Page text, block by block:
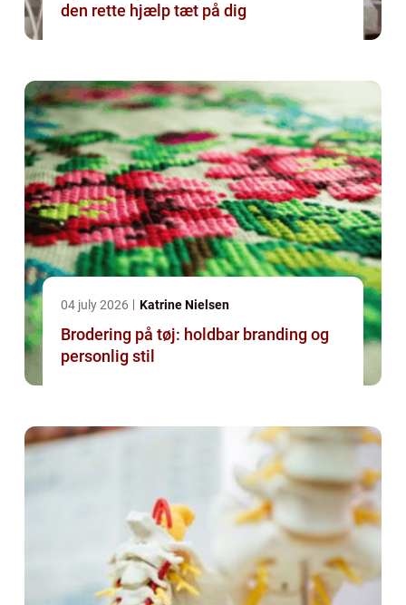
den rette hjælp tæt på dig
04 july 2026 Katrine Nielsen
Brodering på tøj: holdbar branding og
personlig stil